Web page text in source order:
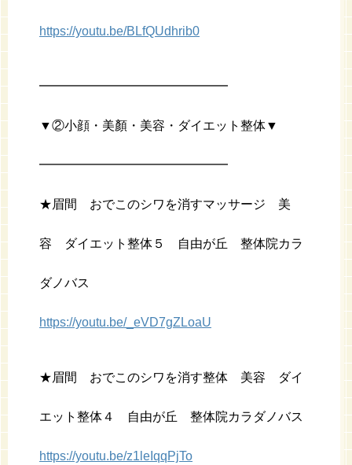
https://youtu.be/BLfQUdhrib0
━━━━━━━━━━━━━━━
▼②小顔・美顏・美容・ダイエット整体▼
━━━━━━━━━━━━━━━
★眉間 おでこのシワを消すマッサージ 美
容 ダイエット整体５ 自由が丘 整体院カラ
ダノバス
https://youtu.be/_eVD7gZLoaU
★眉間 おでこのシワを消す整体 美容 ダイ
エット整体４ 自由が丘 整体院カラダノバス
https://youtu.be/z1leIqqPjTo